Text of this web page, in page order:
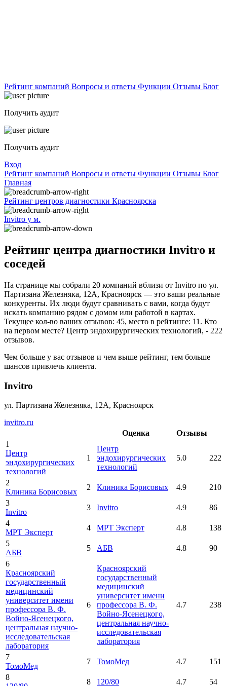
Рейтинг компаний Вопросы и ответы Функции Отзывы Блог
Получить аудит
Получить аудит
Вход
Рейтинг компаний Вопросы и ответы Функции Отзывы Блог
Главная
Рейтинг центров диагностики Красноярска
Invitro у м.
Рейтинг центра диагностики Invitro и
соседей
На странице мы собрали 20 компаний вблизи от Invitro по ул.
Партизана Железняка, 12А, Красноярск — это ваши реальные
конкуренты. Их люди будут сравнивать с вами, когда будут
искать компанию рядом с домом или работой в картах.
Текущее кол-во ваших отзывов: 45, место в рейтинге: 11. Кто
на первом месте? Центр эндохирургических технологий, - 222
отзывов.
Чем больше у вас отзывов и чем выше рейтинг, тем больше
шансов привлечь клиента.
Invitro
ул. Партизана Железняка, 12А, Красноярск
invitro.ru
Оценка
Отзывы
1
Центр
эндохирургических
технологий
1
Центр
эндохирургических
технологий
5.0 222
2
Клиника Борисовых
2 Клиника Борисовых 4.9
210
3
Invitro
3 Invitro 4.9
86
4
МРТ Эксперт
4 МРТ Эксперт 4.8
138
5
АБВ
5 АБВ 4.8
90
6
Красноярский
государственный
медицинский
университет имени
профессора В. Ф.
Войно-Ясенецкого,
центральная научно-
исследовательская
лаборатория
6
Красноярский
государственный
медицинский
университет имени
профессора В. Ф.
Войно-Ясенецкого,
центральная научно-
исследовательская
лаборатория
4.7 238
7
ТомоМед
7 ТомоМед 4.7
151
8
8 120/80 4.7
54